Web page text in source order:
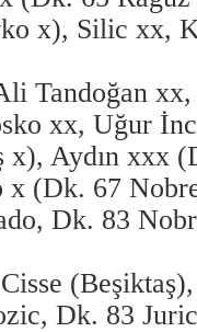
x), Silic xx,
Tandoğan
xx, Uğur
Aydın xxx
x (Dk. 67
Dk. 83
Dk. 83